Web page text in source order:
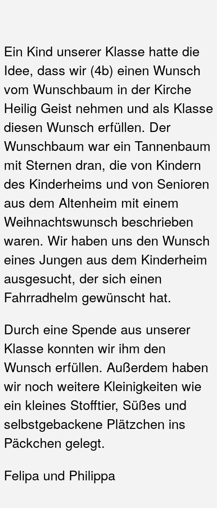
Ein Kind unserer Klasse hatte die
Idee, dass wir (4b) einen Wunsch
vom Wunschbaum in der Kirche
Heilig Geist nehmen und als Klasse
diesen Wunsch erfüllen. Der
Wunschbaum war ein Tannenbaum
mit Sternen dran, die von Kindern
des Kinderheims und von Senioren
aus dem Altenheim mit einem
Weihnachtswunsch beschrieben
waren. Wir haben uns den Wunsch
eines Jungen aus dem Kinderheim
ausgesucht, der sich einen
Fahrradhelm gewünscht hat.
Durch eine Spende aus unserer
Klasse konnten wir ihm den
Wunsch erfüllen. Außerdem haben
wir noch weitere Kleinigkeiten wie
ein kleines Stofftier, Süßes und
selbstgebackene Plätzchen ins
Päckchen gelegt.
Felipa und Philippa